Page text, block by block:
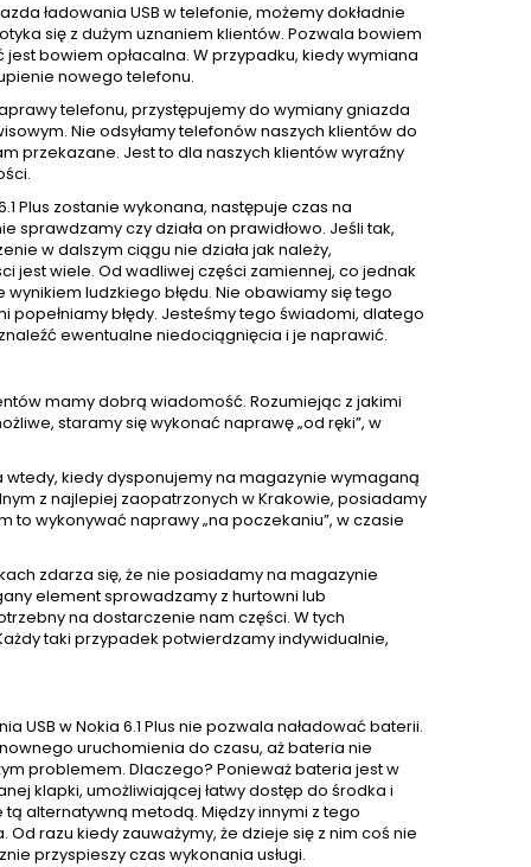
ładowania USB w telefonie, możemy dokładnie
się z dużym uznaniem klientów. Pozwala bowiem
bowiem opłacalna. W przypadku, kiedy wymiana
nowego telefonu.
telefonu, przystępujemy do wymiany gniazda
Nie odsyłamy telefonów naszych klientów do
przekazane. Jest to dla naszych klientów wyraźny
Plus zostanie wykonana, następuje czas na
czy działa on prawidłowo. Jeśli tak,
w dalszym ciągu nie działa jak należy,
jest wiele. Od wadliwej części zamiennej, co jednak
ludzkiego błędu. Nie obawiamy się tego
popełniamy błędy. Jesteśmy tego świadomi, dlatego
ewentualne niedociągnięcia i je naprawić.
mamy dobrą wiadomość. Rozumiejąc z jakimi
staramy się wykonać naprawę „od ręki”, w
wtedy, kiedy dysponujemy na magazynie wymaganą
z najlepiej zaopatrzonych w Krakowie, posiadamy
wykonywać naprawy „na poczekaniu”, w czasie
zdarza się, że nie posiadamy na magazynie
element sprowadzamy z hurtowni lub
na dostarczenie nam części. W tych
taki przypadek potwierdzamy indywidualnie,
w Nokia 6.1 Plus nie pozwala naładować baterii.
uruchomienia do czasu, aż bateria nie
problemem. Dlaczego? Ponieważ bateria jest w
klapki, umożliwiającej łatwy dostęp do środka i
alternatywną metodą. Między innymi z tego
razu kiedy zauważymy, że dzieje się z nim coś nie
przyspieszy czas wykonania usługi.